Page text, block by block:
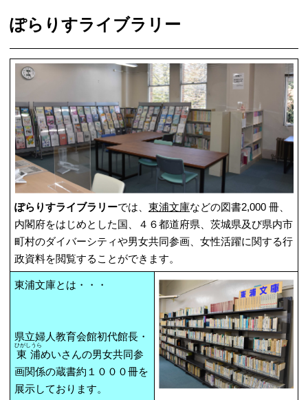
ぽらりすライブラリー
ぽらりすライブラリーでは、 東浦文庫などの図書2,000 冊、
内閣府をはじめとした国、４６都道府県、茨城県及び県内市
町村のダイバーシティや男女共同参画、女性活躍に関する行
政資料を閲覧することができます。
東浦文庫とは・・・
県立婦人教育会館初代館長・
東浦
ひがしうら
めいさんの男女共同参
画関係の蔵書約１０００冊を
展示しております。